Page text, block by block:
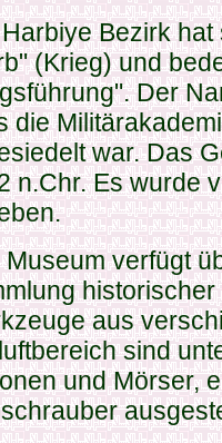
Bezirk
(Krieg) und
Der
die
war. Das
n.Chr. Es wurde
Museum verfügt
aus
sind
und Mörser,